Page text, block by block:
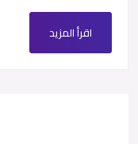
اقرأ المزيد